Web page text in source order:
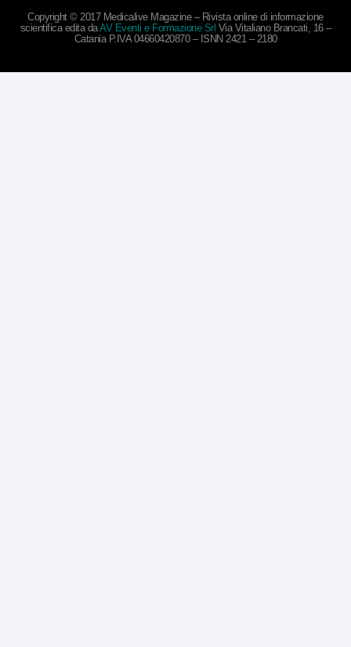
Copyright © 2017 Medicalive Magazine – Rivista online di informazione
scientifica edita daAV Eventi e Formazione Srl Via Vitaliano Brancati, 16 –
Catania P.IVA 04660420870 – ISNN 2421 – 2180